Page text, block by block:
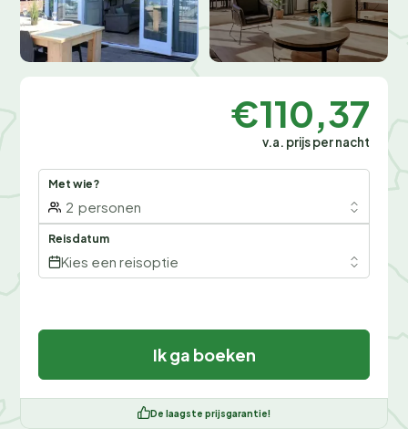
€110,37
v.a. prijs per nacht
Met wie?
2 personen
Reisdatum
Kies een reisoptie
Ik ga boeken
De laagste prijsgarantie!